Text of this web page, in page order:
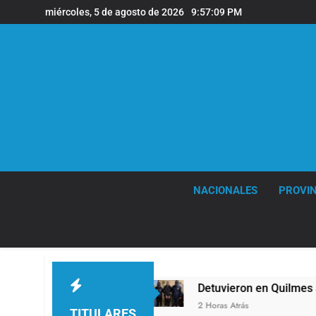
al
miércoles, 5 de agosto de 2026 9:57:11 PM
NACIONALES
Detuvieron en Quilmes a un hombre que amenazó